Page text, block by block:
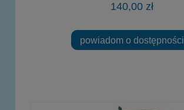
140,00 zł
powiadom o dostępności